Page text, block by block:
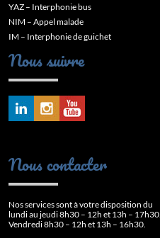
YAZ – Interphonie bus
NIM – Appel malade
IM – Interphonie de guichet
Nous suivre
Nous contacter
Nos services sont à votre disposition du
lundi au jeudi 8h30 – 12h et 13h – 17h30.
Vendredi 8h30 – 12h et 13h – 16h30.